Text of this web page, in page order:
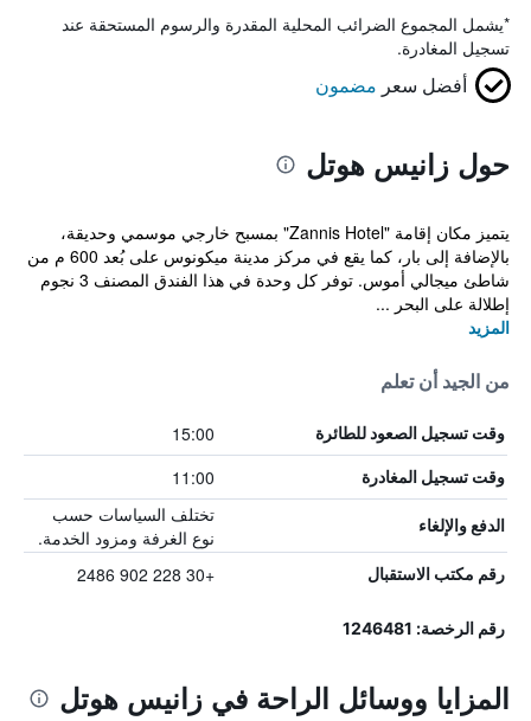
*يشمل المجموع الضرائب المحلية المقدرة والرسوم المستحقة عند
تسجيل المغادرة.
أفضل سعر مضمون
حول زانيس هوتل
يتميز مكان إقامة "Zannis Hotel" بمسبح خارجي موسمي وحديقة،
بالإضافة إلى بار، كما يقع في مركز مدينة ميكونوس على بُعد 600 م من
شاطئ ميجالي أموس. توفر كل وحدة في هذا الفندق المصنف 3 نجوم
إطلالة على البحر ...
المزيد
من الجيد أن تعلم
وقت تسجيل الصعود للطائرة 15:00
وقت تسجيل المغادرة 11:00
الدفع والإلغاء
تختلف السياسات حسب
نوع الغرفة ومزود الخدمة.
رقم مكتب الاستقبال +30 228 902 2486
رقم الرخصة: 1246481
المزايا ووسائل الراحة في زانيس هوتل